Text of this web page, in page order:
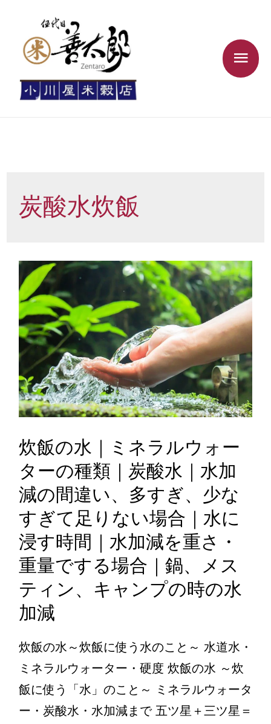
炭酸水炊飯
炊飯の水｜ミネラルウォー
ターの種類｜炭酸水｜水加
減の間違い、多すぎ、少な
すぎて足りない場合｜水に
浸す時間｜水加減を重さ・
重量でする場合｜鍋、メス
ティン、キャンプの時の水
加減
炊飯の水～炊飯に使う水のこと～ 水道水・
ミネラルウォーター・硬度 炊飯の水 ～炊
飯に使う「水」のこと～ ミネラルウォータ
ー・炭酸水・水加減まで 五ツ星＋三ツ星＝